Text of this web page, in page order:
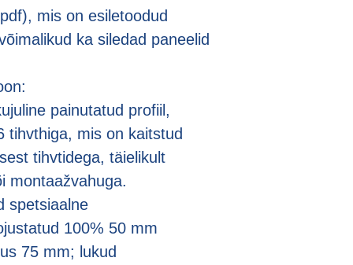
mis on esiletoodud
ka siledad paneelid
painutatud profiil,
tihvthiga, mis on kaitstud
tihvtidega, täielikult
või montaažvahuga.
spetsiaalne
100% 50 mm
75 mm; lukud